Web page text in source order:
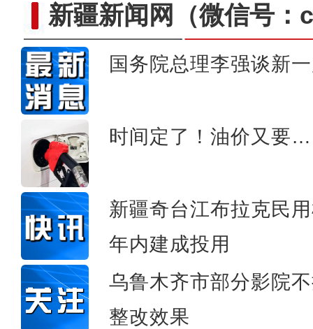
新疆新闻网 （微信号
国务院总理李强谈新
时间定了！油价又要
新疆奇台江布拉克民
年内建成投用
乌鲁木齐市部分影院
整改效果